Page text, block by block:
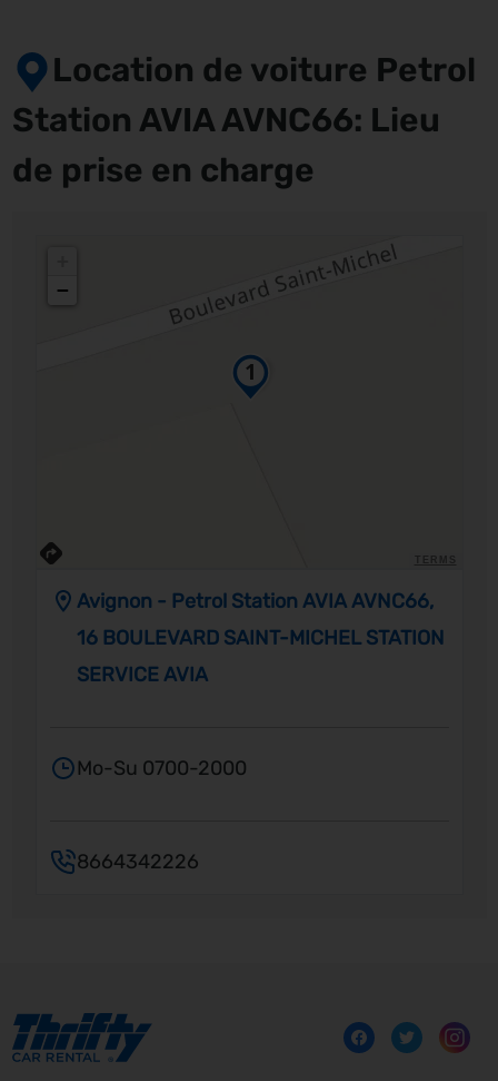
Location de voiture Petrol
Station AVIA AVNC66: Lieu
de prise en charge
−
Avignon - Petrol Station AVIA AVNC66,
16 BOULEVARD SAINT-MICHEL STATION
SERVICE AVIA
Mo-Su 0700-2000
8664342226